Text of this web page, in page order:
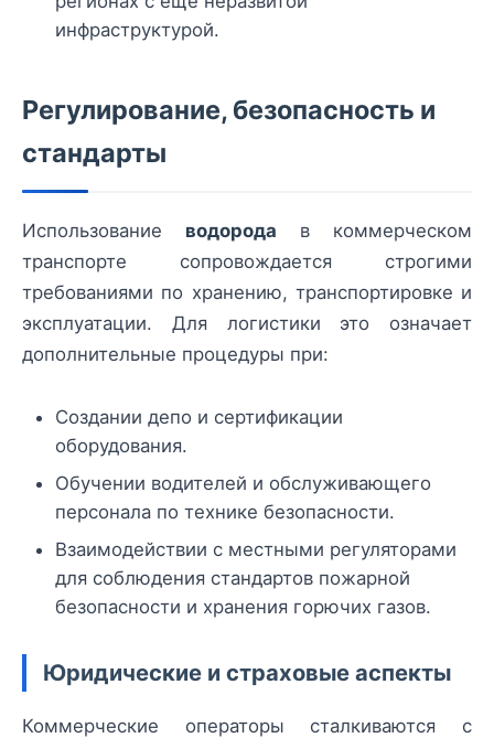
инфраструктурой.
Регулирование, безопасность и
стандарты
Использование водорода в коммерческом
транспорте сопровождается строгими
требованиями по хранению, транспортировке и
эксплуатации. Для логистики это означает
дополнительные процедуры при:
Создании депо и сертификации
оборудования.
Обучении водителей и обслуживающего
персонала по технике безопасности.
Взаимодействии с местными регуляторами
для соблюдения стандартов пожарной
безопасности и хранения горючих газов.
Юридические и страховые аспекты
Коммерческие операторы сталкиваются с